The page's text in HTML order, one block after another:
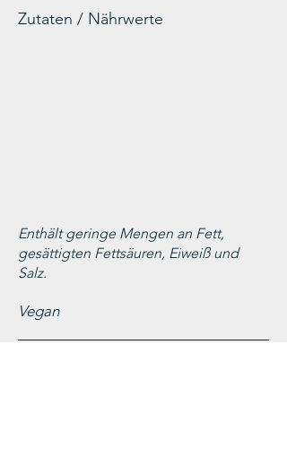
Zutaten / Nährwerte
Enthält geringe Mengen an Fett,
gesättigten Fettsäuren, Eiweiß und
Salz.
Vegan